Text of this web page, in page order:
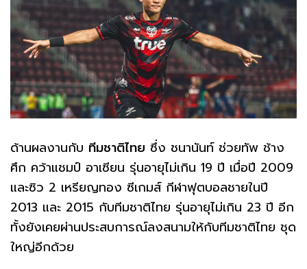
ด้านผลงานกับ ทีมชาติไทย ซึ่ง ชนานันท์ ช่วยทัพ ช้าง
ศึก คว้าแชมป์ อาเซียน รุ่นอายุไม่เกิน 19 ปี เมื่อปี 2009
และซิว 2 เหรียญทอง ซีเกมส์ กีฬาฟุตบอลชายในปี
2013 และ 2015 กับทีมชาติไทย รุ่นอายุไม่เกิน 23 ปี อีก
ทั้งยังเคยผ่านประสบการณ์ลงสนามให้กับทีมชาติไทย ชุด
ใหญ่อีกด้วย⁣⁣